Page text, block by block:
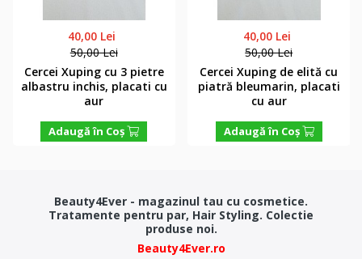
40,00 Lei
50,00 Lei
Cercei Xuping cu 3 pietre
albastru inchis, placati cu
aur
Adaugă în Coş
40,00 Lei
50,00 Lei
Cercei Xuping de elită cu
piatră bleumarin, placati
cu aur
Adaugă în Coş
Beauty4Ever - magazinul tau cu cosmetice.
Tratamente pentru par, Hair Styling. Colectie
produse noi.
Beauty4Ever.ro